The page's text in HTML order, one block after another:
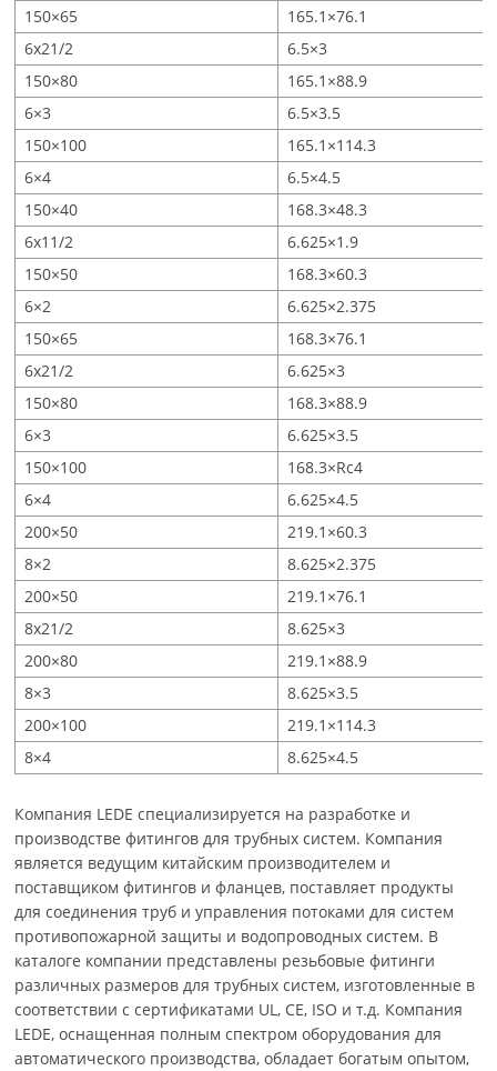
150×65
165.1×76.1
6x21/2
6.5×3
150×80
165.1×88.9
6×3
6.5×3.5
150×100
165.1×114.3
6×4
6.5×4.5
150×40
168.3×48.3
6x11/2
6.625×1.9
150×50
168.3×60.3
6×2
6.625×2.375
150×65
168.3×76.1
6x21/2
6.625×3
150×80
168.3×88.9
6×3
6.625×3.5
150×100
168.3×Rc4
6×4
6.625×4.5
200×50
219.1×60.3
8×2
8.625×2.375
200×50
219.1×76.1
8x21/2
8.625×3
200×80
219.1×88.9
8×3
8.625×3.5
200×100
219.1×114.3
8×4
8.625×4.5
Компания LEDE специализируется на разработке и
производстве фитингов для трубных систем. Компания
является ведущим китайским производителем и
поставщиком фитингов и фланцев, поставляет продукты
для соединения труб и управления потоками для систем
противопожарной защиты и водопроводных систем. В
каталоге компании представлены резьбовые фитинги
различных размеров для трубных систем, изготовленные в
соответствии с сертификатами UL, CE, ISO и т.д. Компания
LEDE, оснащенная полным спектром оборудования для
автоматического производства, обладает богатым опытом,